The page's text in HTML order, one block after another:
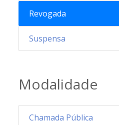
Revogada
Suspensa
Modalidade
Chamada Pública